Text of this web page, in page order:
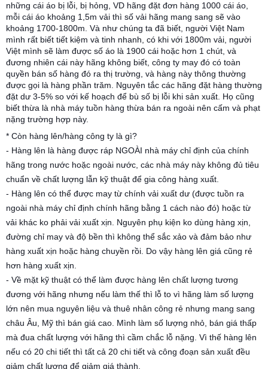
những cái áo bị lỗi, bị hỏng, VD hãng đặt đơn hàng 1000 cái áo,
mỗi cái áo khoảng 1,5m vải thì số vải hãng mang sang sẽ vào
khoảng 1700-1800m. Và như chúng ta đã biết, người Việt Nam
mình rất biết tiết kiệm và tinh nhanh, có khi với 1800m vải, người
Việt mình sẽ làm được số áo là 1900 cái hoặc hơn 1 chút, và
đương nhiên cái này hãng không biết, công ty may đó có toàn
quyền bán số hàng đó ra thị trường, và hàng này thông thường
được gọi là hàng phần trăm. Nguyên tắc các hãng đặt hàng thường
đặt dư 3-5% so với kế hoạch để bù số bị lỗi khi sản xuất. Họ cũng
biết thừa là nhà máy tuồn hàng thừa bán ra ngoài nên cấm và phạt
nặng trường hợp này.
* Còn hàng lên/hàng công ty là gì?
- Hàng lên là hàng được ráp NGOÀI nhà máy chỉ định của chính
hãng trong nước hoặc ngoài nước, các nhà máy này không đủ tiêu
chuẩn về chất lượng lẫn kỹ thuật để gia công hàng xuất.
- Hàng lên có thể được may từ chính vải xuất dư (được tuồn ra
ngoài nhà máy chỉ định chính hãng bằng 1 cách nào đó) hoặc từ
vải khác ko phải vải xuất xịn. Nguyên phụ kiện ko dùng hàng xịn,
đường chỉ may và độ bền thì không thể sắc xảo và đảm bảo như
hàng xuất xịn hoặc hàng chuyền rồi. Do vậy hàng lên giá cũng rẻ
hơn hàng xuất xịn.
- Về mặt kỹ thuật có thể làm được hàng lên chất lượng tương
đương với hãng nhưng nếu làm thế thì lỗ to vì hãng làm số lượng
lớn nên mua nguyên liệu và thuê nhân công rẻ nhưng mang sang
châu Âu, Mỹ thì bán giá cao. Mình làm số lượng nhỏ, bán giá thấp
mà đua chất lượng với hãng thì cầm chắc lỗ nặng. Vì thế hàng lên
nếu có 20 chi tiết thì tất cả 20 chi tiết và công đoạn sản xuất đều
giảm chất lượng để giảm giá thành.